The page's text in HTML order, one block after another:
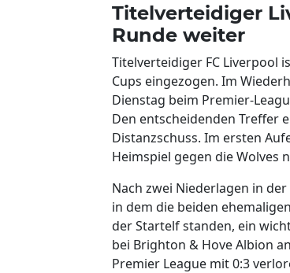
Titelverteidiger
Runde weiter
Titelverteidiger FC Liverpool
Cups eingezogen. Im
Dienstag beim Premier-
Den entscheidenden Treffer
Distanzschuss. Im ersten
Heimspiel gegen die Wolves
Nach zwei Niederlagen in
in dem die beiden
der Startelf standen, ein
bei Brighton & Hove Albion
Premier League mit 0:3